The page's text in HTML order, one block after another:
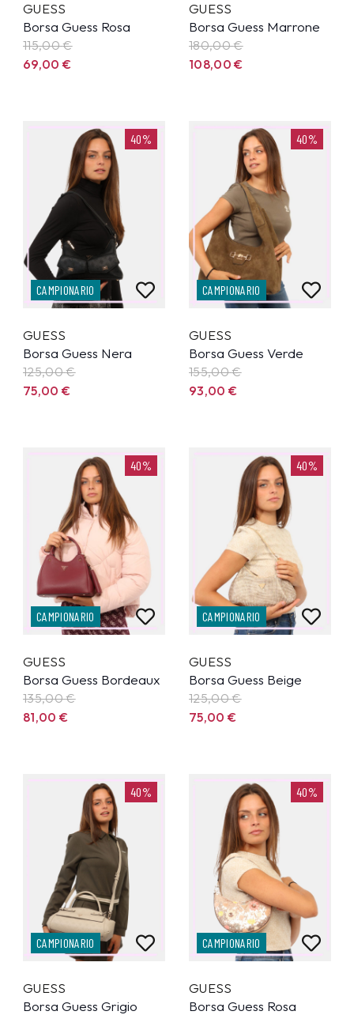
GUESS
Borsa Guess Rosa
115,00€
69,00€
GUESS
Borsa Guess Marrone
180,00€
108,00€
40%
CAMPIONARIO
GUESS
Borsa Guess Nera
125,00€
75,00€
40%
CAMPIONARIO
GUESS
Borsa Guess Verde
155,00€
93,00€
40%
CAMPIONARIO
GUESS
Borsa Guess Bordeaux
135,00€
81,00€
40%
CAMPIONARIO
GUESS
Borsa Guess Beige
125,00€
75,00€
40%
CAMPIONARIO
GUESS
Borsa Guess Grigio
40%
CAMPIONARIO
GUESS
Borsa Guess Rosa